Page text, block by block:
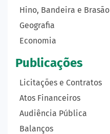
Hino, Bandeira e Brasão
Geografia
Economia
Publicações
Licitações e Contratos
Atos Financeiros
Audiência Pública
Balanços